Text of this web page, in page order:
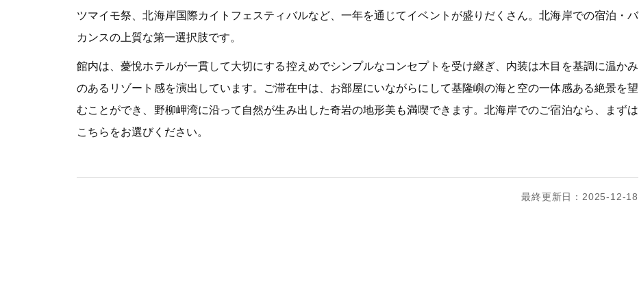
ツマイモ祭、北海岸国際カイトフェスティバルなど、一年を通じてイベントが盛りだくさん。北海岸での宿泊・バ
カンスの上質な第一選択肢です。
館内は、薆悅ホテルが一貫して大切にする控えめでシンプルなコンセプトを受け継ぎ、内装は木目を基調に温かみ
のあるリゾート感を演出しています。ご滞在中は、お部屋にいながらにして基隆嶼の海と空の一体感ある絶景を望
むことができ、野柳岬湾に沿って自然が生み出した奇岩の地形美も満喫できます。北海岸でのご宿泊なら、まずは
こちらをお選びください。
最終更新日：2025-12-18